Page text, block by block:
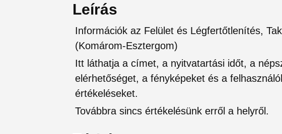
Leírás
Információk az Felület és Légfertőtlenítés,
(Komárom-Esztergom)
Itt láthatja a címet, a nyitvatartási időt, a
elérhetőséget, a fényképeket és a
értékeléseket.
Továbbra sincs értékelésünk erről a helyről.